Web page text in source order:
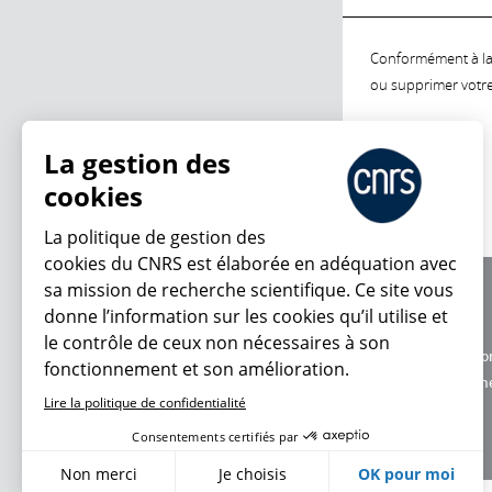
Conformément à
ou supprimer
Charte
Données
La gestion des
cookies
La politique de gestion des
cookies du CNRS est élaborée en adéquation avec
sa mission de recherche scientifique. Ce site vous
donne l’information sur les cookies qu’il utilise et
le contrôle de ceux non nécessaires à son
fonctionnement et son amélioration.
Lire la politique de confidentialité
Consentements certifiés par
Non merci Je choisis OK pour moi